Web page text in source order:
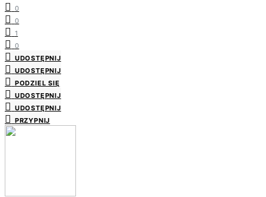
0
0
1
0
UDOSTĘPNIJ
UDOSTĘPNIJ
PODZIEL SIĘ
UDOSTĘPNIJ
UDOSTĘPNIJ
PRZYPNIJ